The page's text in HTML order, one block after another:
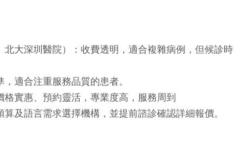
北大深圳醫院）：收費透明，適合複雜病例，但候診時
，適合注重服務品質的患者。
實惠、預約靈活，專業度高，服務周到
算及語言需求選擇機構，並提前諮診確認詳細報價。